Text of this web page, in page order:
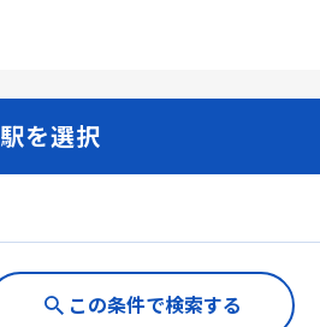
駅を選択
この条件で検索する